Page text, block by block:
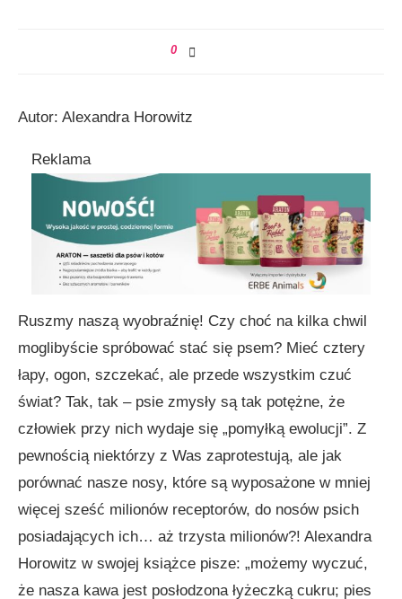
0
Autor: Alexandra Horowitz
Reklama
Ruszmy naszą wyobraźnię! Czy choć na kilka chwil
moglibyście spróbować stać się psem? Mieć cztery
łapy, ogon, szczekać, ale przede wszystkim czuć
świat? Tak, tak – psie zmysły są tak potężne, że
człowiek przy nich wydaje się „pomyłką ewolucji”. Z
pewnością niektórzy z Was zaprotestują, ale jak
porównać nasze nosy, które są wyposażone w mniej
więcej sześć milionów receptorów, do nosów psich
posiadających ich… aż trzysta milionów?! Alexandra
Horowitz w swojej książce pisze: „możemy wyczuć,
że nasza kawa jest posłodzona łyżeczką cukru; pies